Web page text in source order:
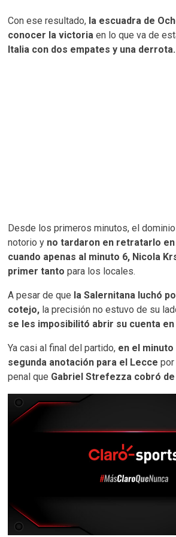
Con ese resultado, la escuadra de
conocer la victoria en lo que va de
Italia con dos empates y una derrota.
Desde los primeros minutos, el
notorio y no tardaron en retratarlo
cuando apenas al minuto 6, Nicola
primer tanto para los locales.
A pesar de que la Salernitana luchó
cotejo, la precisión no estuvo de su
se les imposibilitó abrir su cuenta
Ya casi al final del partido, en el
segunda anotación para el Lecce por
penal que Gabriel Strefezza cobró